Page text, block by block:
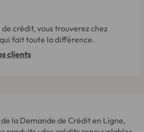
crédit, vous trouverez chez
fait toute la différence.
clients
la Demande de Crédit en Ligne,